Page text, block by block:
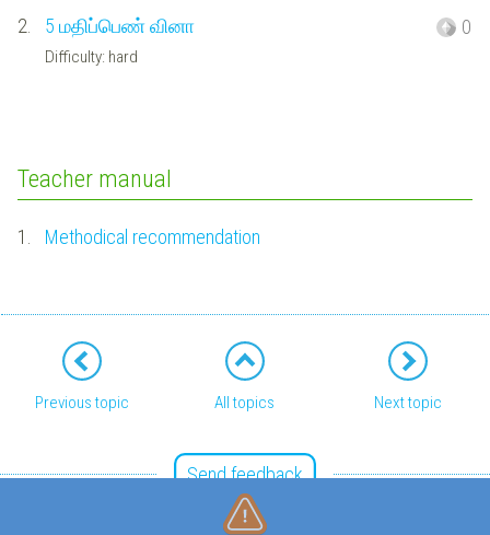
2. 5 மதிப்பெண் வினா
Difficulty: hard
0
Teacher manual
1. Methodical recommendation
Previous topic All topics Next topic
Send feedback